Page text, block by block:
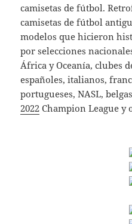
camisetas de fútbol.
camisetas de fútbol
modelos que hicieron
por selecciones
África y Oceanía, clubes
españoles, italianos,
portugueses, NASL,
2022 Champion League y